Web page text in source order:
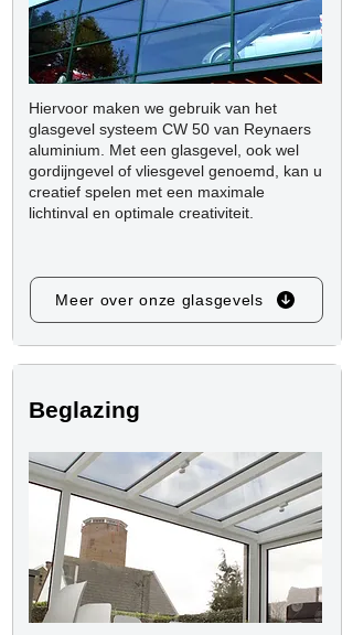
Hiervoor maken we gebruik van het
glasgevel systeem CW 50 van Reynaers
aluminium. Met een glasgevel, ook wel
gordijngevel of vliesgevel genoemd, kan u
creatief spelen met een maximale
lichtinval en optimale creativiteit.
Meer over onze glasgevels
Beglazing